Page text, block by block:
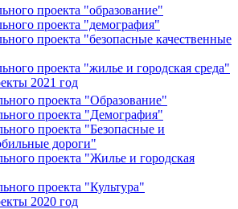
проекта "образование"
проекта "демография"
проекта "безопасные качественные
проекта "жилье и городская среда"
2021 год
проекта "Образование"
проекта "Демография"
проекта "Безопасные и
дороги"
проекта "Жилье и городская
проекта "Культура"
2020 год